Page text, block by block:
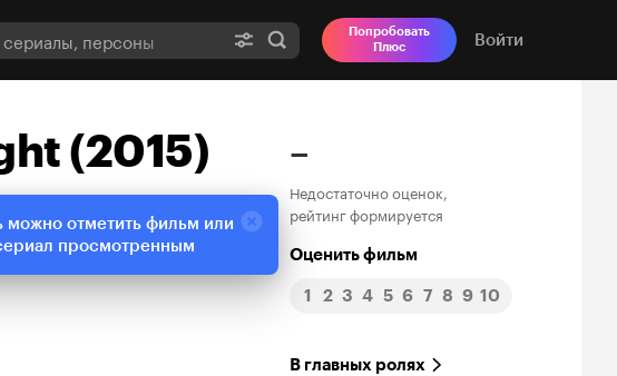
Попробовать
Плюс
Войти
(2015) –
Недостаточно оценок,
рейтинг формируется
Оценить фильм
1 2 3 4 5 6 7 8 9 10
В главных ролях
можно отметить фильм или
просмотренным